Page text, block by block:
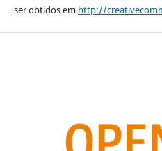
ser obtidos em http://